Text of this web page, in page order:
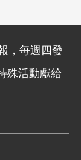
，每週四發
殊活動獻給